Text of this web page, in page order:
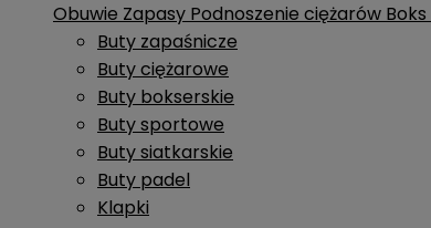
Obuwie Zapasy Podnoszenie ciężarów Boks
Buty zapaśnicze
Buty ciężarowe
Buty bokserskie
Buty sportowe
Buty siatkarskie
Buty padel
Klapki